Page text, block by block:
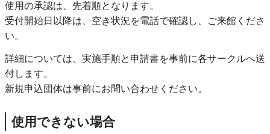
使用の承認は、先着順となります。
受付開始日以降は、空き状況を電話で確認し、ご来館くださ
い。
詳細については、実施手順と申請書を事前に各サークルへ送
付します。
新規申込団体は事前にお問い合わせください。
使用できない場合